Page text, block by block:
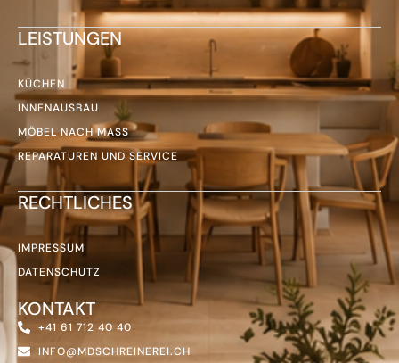
LEISTUNGEN
KÜCHEN
INNENAUSBAU
MÖBEL NACH MASS
REPARATUREN UND SERVICE
RECHTLICHES
IMPRESSUM
DATENSCHUTZ
KONTAKT
+41 61 712 40 40
INFO@MDSCHREINEREI.CH